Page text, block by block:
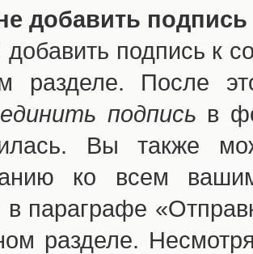
добавить
подпись к
разделе. После
подпись в
Вы также
ко всем
параграфе
разделе.